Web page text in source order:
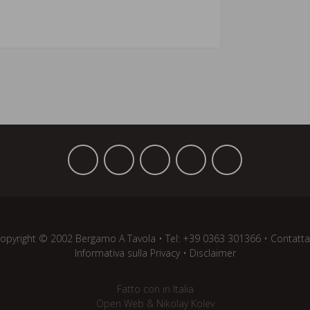
© 2002 Bergamo A Tavola • Tel: +39 ­0363 301366•
Informativa sulla Privacy• Disclaimer
Fatto con in Italia
Open Web & Nikolay Kolev